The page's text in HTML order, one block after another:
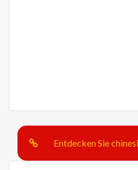
Entdecken Sie